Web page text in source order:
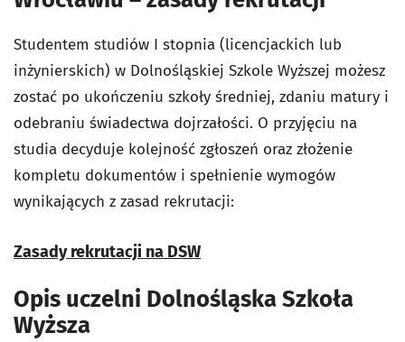
Studentem studiów I stopnia (licencjackich lub
inżynierskich) w Dolnośląskiej Szkole Wyższej możesz
zostać po ukończeniu szkoły średniej, zdaniu matury i
odebraniu świadectwa dojrzałości. O przyjęciu na
studia decyduje kolejność zgłoszeń oraz złożenie
kompletu dokumentów i spełnienie wymogów
wynikających z zasad rekrutacji:
Zasady rekrutacji na DSW
Opis uczelni Dolnośląska Szkoła
Wyższa